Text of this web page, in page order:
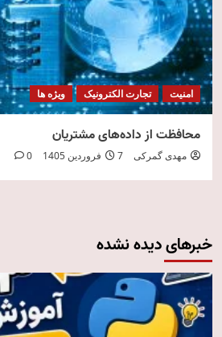
امنیت تجارت الکترونیک ویژه ها
محافظت از داده‌های مشتریان
مهدی گمرکی 7 فروردین 1405 0
خبرهای دیده نشده